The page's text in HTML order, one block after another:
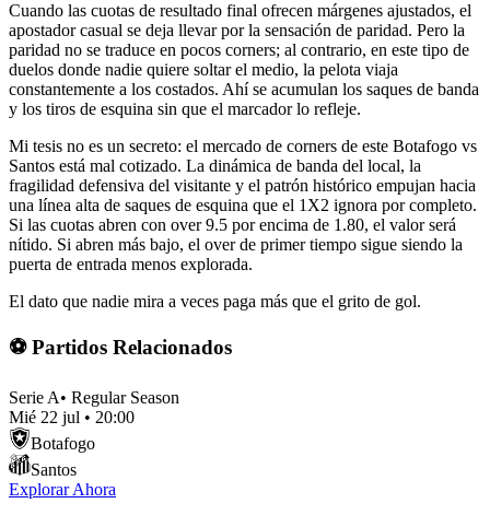
Cuando las cuotas de resultado final ofrecen márgenes ajustados, el
apostador casual se deja llevar por la sensación de paridad. Pero la
paridad no se traduce en pocos corners; al contrario, en este tipo de
duelos donde nadie quiere soltar el medio, la pelota viaja
constantemente a los costados. Ahí se acumulan los saques de banda
y los tiros de esquina sin que el marcador lo refleje.
Mi tesis no es un secreto: el mercado de corners de este Botafogo vs
Santos está mal cotizado. La dinámica de banda del local, la
fragilidad defensiva del visitante y el patrón histórico empujan hacia
una línea alta de saques de esquina que el 1X2 ignora por completo.
Si las cuotas abren con over 9.5 por encima de 1.80, el valor será
nítido. Si abren más bajo, el over de primer tiempo sigue siendo la
puerta de entrada menos explorada.
El dato que nadie mira a veces paga más que el grito de gol.
⚽ Partidos Relacionados
Serie A• Regular Season
Mié 22 jul • 20:00
Botafogo
Santos
Explorar Ahora